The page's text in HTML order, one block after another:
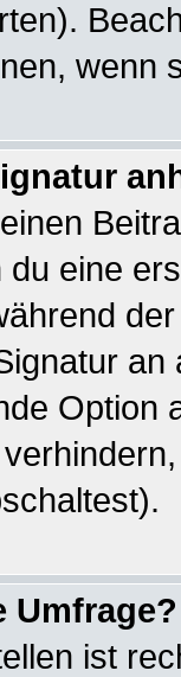
wenn
du eine
Option
Umfrage?
ist